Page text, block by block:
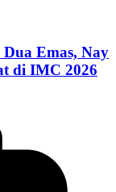
Emas, Nay
di IMC 2026